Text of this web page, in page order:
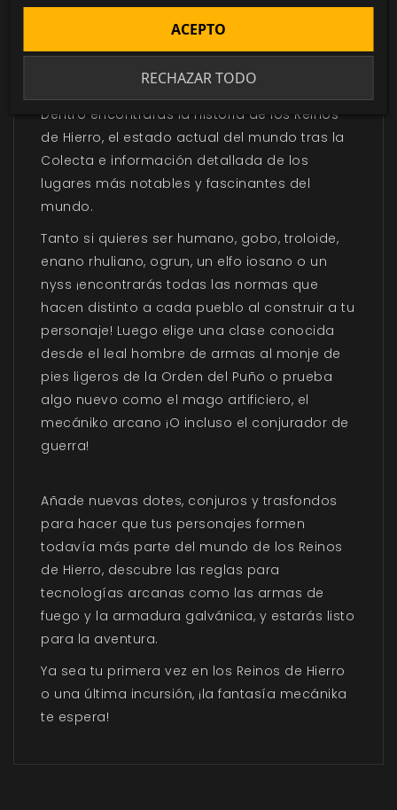
Réquiemcombina este fantástico escenario
de campaña con la última edición del juego
de rol más popular del mundo, el conjunto de
Dentro encontrarás la historia de los Reinos
de Hierro, el estado actual del mundo tras la
Colecta e información detallada de los
lugares más notables y fascinantes del
mundo.
Tanto si quieres ser humano, gobo, troloide,
enano rhuliano, ogrun, un elfo iosano o un
nyss ¡encontrarás todas las normas que
hacen distinto a cada pueblo al construir a tu
personaje! Luego elige una clase conocida
desde el leal hombre de armas al monje de
pies ligeros de la Orden del Puño o prueba
algo nuevo como el mago artificiero, el
mecániko arcano ¡O incluso el conjurador de
guerra!
Añade nuevas dotes, conjuros y trasfondos
para hacer que tus personajes formen
todavía más parte del mundo de los Reinos
de Hierro, descubre las reglas para
tecnologías arcanas como las armas de
fuego y la armadura galvánica, y estarás listo
para la aventura.
Ya sea tu primera vez en los Reinos de Hierro
o una última incursión, ¡la fantasía mecánika
te espera!
RECHAZAR TODO
ACEPTO